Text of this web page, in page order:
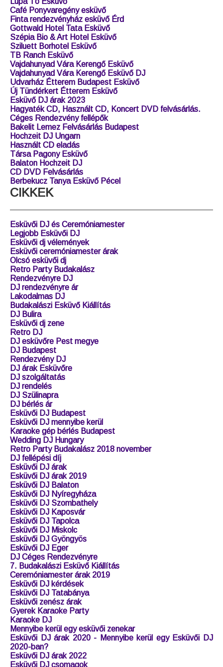
Trófea Grill Óbuda Esküvő
Budakalász Faluház Esküvő
Duna Garden Esküvő
Fóti Kastély Étterem Esküvő
Ankert Esküvő Katával és Krisztiánnal
Esküvő a Kőhegy Fogadóban, Ürömön
Fatornyos Fogadó Esküvő Szokolya Királyrét
Katlan Tóni Esküvő
Pusztaszabolcs Esküvő Boldogasszony Ház
Teleki Wattay Kastély Esküvő Pomáz
Lupa Tó Esküvő
Café Ponyvaregény esküvő
Finta rendezvényház esküvő Érd
Gottwald Hotel Tata Esküvő
Szépia Bio & Art Hotel Esküvő
Sziluett Borhotel Esküvő
TB Ranch Esküvő
Vajdahunyad Vára Kerengő Esküvő
Vajdahunyad Vára Kerengő Esküvő DJ
Udvarház Étterem Budapest Esküvő
Új Tündérkert Étterem Esküvő
Esküvő DJ árak 2023
Hagyaték CD, Használt CD, Koncert DVD felvásárlás.
Bakelit Lemez Felvásárlás Budapest
Hochzeit DJ Ungarn
Használt CD eladás
Társa Pagony Esküvő
Balaton Hochzeit DJ
CD DVD Felvásárlás
Berbekucz Tanya Esküvő Pécel
CIKKEK
Esküvői DJ és Ceremóniamester
Legjobb Esküvői DJ
Esküvői dj vélemények
Esküvői ceremóniamester árak
Olcsó esküvői dj
Retro Party Budakalász
Rendezvényre DJ
DJ rendezvényre ár
Lakodalmas DJ
Budakalászi Esküvő Kiállítás
DJ Bulira
Esküvői dj zene
Retro DJ
DJ esküvőre Pest megye
DJ Budapest
Rendezvény DJ
DJ árak Esküvőre
DJ szolgáltatás
DJ rendelés
DJ Szülinapra
DJ bérlés ár
Esküvői DJ Budapest
Esküvői DJ mennyibe kerül
Karaoke gép bérlés Budapest
Wedding DJ Hungary
Retro Party Budakalász 2018 november
DJ fellépési díj
Esküvői DJ árak
Esküvői DJ árak 2019
Esküvői DJ Balaton
Esküvői DJ Nyíregyháza
Esküvői DJ Szombathely
Esküvői DJ Kaposvár
Esküvői DJ Tapolca
Esküvői DJ Miskolc
Esküvői DJ Gyöngyös
Esküvői DJ Eger
DJ Céges Rendezvényre
7. Budakalászi Esküvő Kiállítás